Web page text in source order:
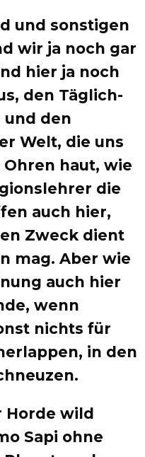
und sonstigen
wir ja noch gar
hier ja noch
den Täglich-
und den
Welt, die uns
haut, wie
die
auch hier,
Zweck dient
mag. Aber wie
auch hier
wenn
nichts für
in den
Horde wild
Sapi ohne